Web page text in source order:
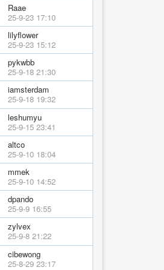
Raae
25-9-23 17:10
lilyflower
25-9-23 15:12
pykwbb
25-9-18 21:30
iamsterdam
25-9-18 19:32
leshumyu
25-9-15 23:41
altco
25-9-10 18:04
mmek
25-9-10 14:52
dpando
25-9-9 16:55
zylvex
25-9-8 21:22
cibewong
25-8-29 23:17